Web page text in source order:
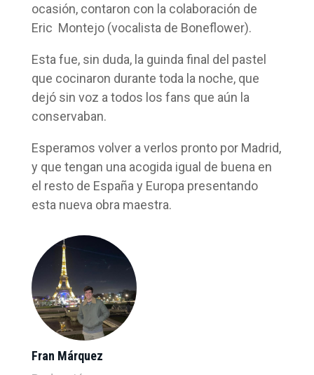
ocasión, contaron con la colaboración de
Eric Montejo (vocalista de Boneflower).
Esta fue, sin duda, la guinda final del pastel
que cocinaron durante toda la noche, que
dejó sin voz a todos los fans que aún la
conservaban.
Esperamos volver a verlos pronto por Madrid,
y que tengan una acogida igual de buena en
el resto de España y Europa presentando
esta nueva obra maestra.
Fran Márquez